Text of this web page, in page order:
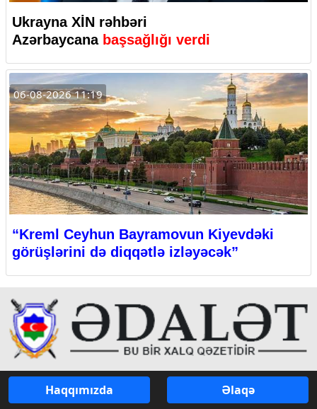
Ukrayna XİN rəhbəri
Azərbaycana başsağlığı verdi
06-08-2026 11:19
“Kreml Ceyhun Bayramovun Kiyevdəki
görüşlərini də diqqətlə izləyəcək”
Haqqımızda Əlaqə